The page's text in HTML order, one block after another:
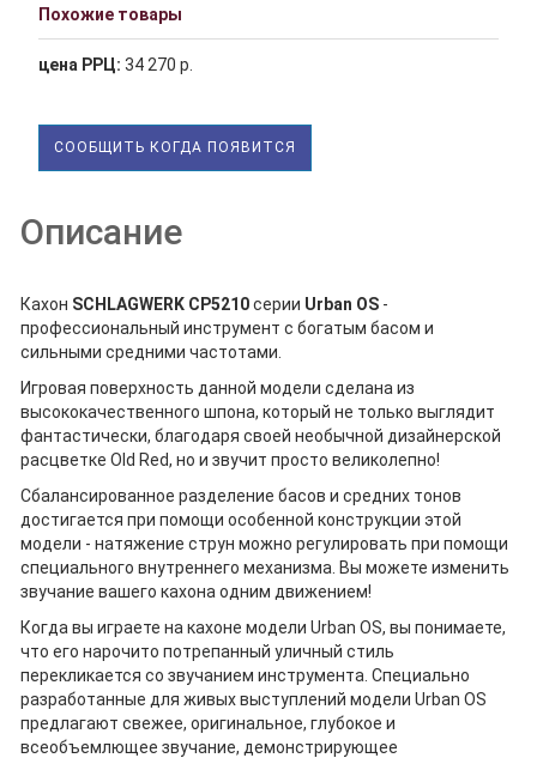
Похожие товары
цена РРЦ: 34 270 р.
СООБЩИТЬ КОГДА ПОЯВИТСЯ
Описание
Кахон SCHLAGWERK CP5210серии Urban OS -
профессиональный инструмент с богатым басом и
сильными средними частотами.
Игровая поверхность данной модели сделана из
высококачественного шпона, который не только выглядит
фантастически, благодаря своей необычной дизайнерской
расцветке Old Red, но и звучит просто великолепно!
Сбалансированное разделение басов и средних тонов
достигается при помощи особенной конструкции этой
модели - натяжение струн можно регулировать при помощи
специального внутреннего механизма. Вы можете изменить
звучание вашего кахона одним движением!
Когда вы играете на кахоне модели Urban OS, вы понимаете,
что его нарочито потрепанный уличный стиль
перекликается со звучанием инструмента. Специально
разработанные для живых выступлений модели Urban OS
предлагают свежее, оригинальное, глубокое и
всеобъемлющее звучание, демонстрирующее